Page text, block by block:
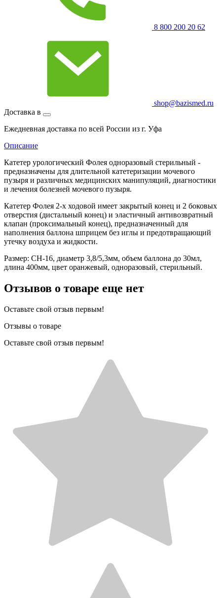
8 800 200 20 62
shop@bazismed.ru
Доставка в
Ежедневная доставка по всей России из г. Уфа
Описание
Катетер урологический Фолея одноразовый стерильный -
предназначены для длительной катетеризации мочевого
пузыря и различных медицинских манипуляций, диагностики
и лечения болезней мочевого пузыря.
Катетер Фолея 2-х ходовой имеет закрытый конец и 2 боковых
отверстия (дистальный конец) и эластичный антивозвратный
клапан (проксимальный конец), предназначенный для
наполнения баллона шприцем без иглы и предотвращающий
утечку воздуха и жидкости.
Размер: СН-16, диаметр 3,8/5,3мм, объем баллона до 30мл,
длина 400мм, цвет оранжевый, одноразовый, стерильный.
Отзывов о товаре еще нет
Оставьте свой отзыв первым!
Отзывы о товаре
Оставьте свой отзыв первым!